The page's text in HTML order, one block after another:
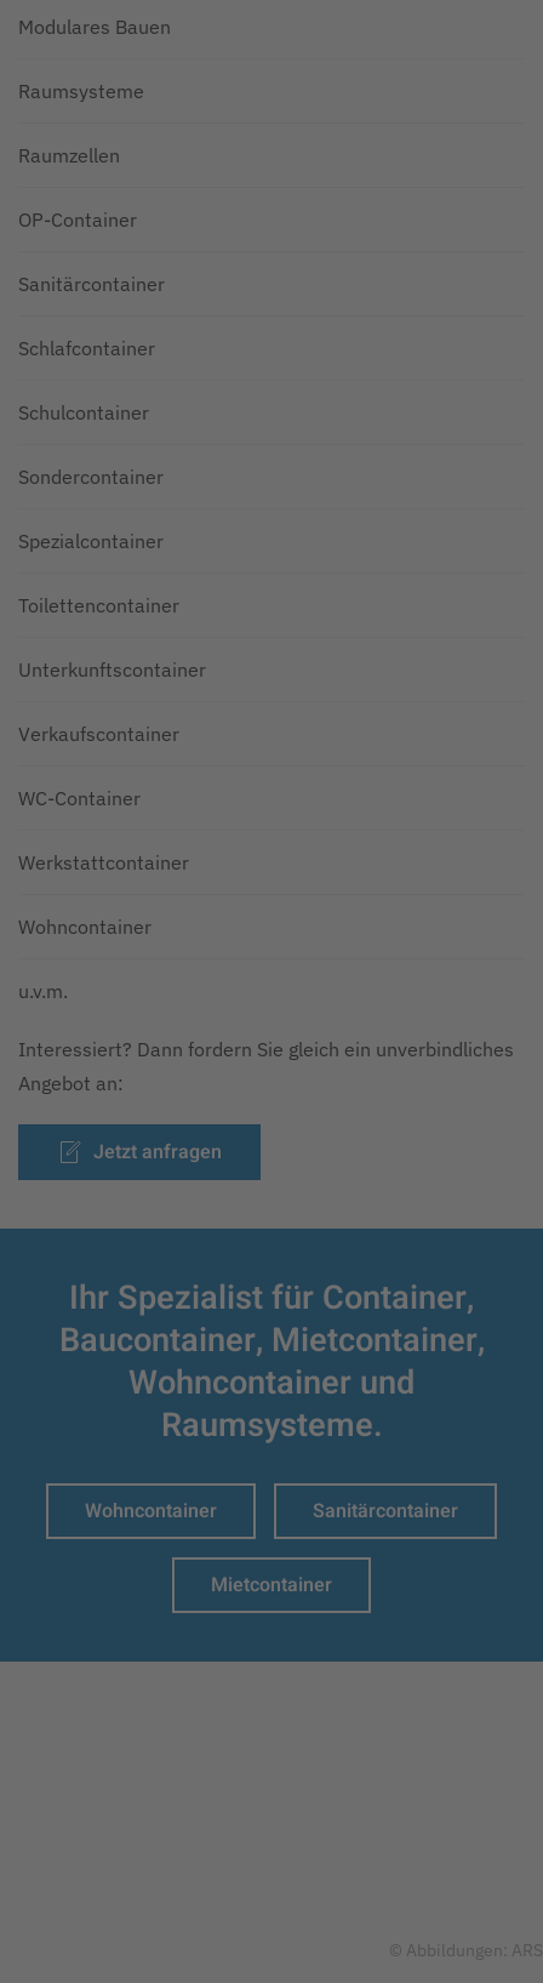
Modulares Bauen
Raumsysteme
Raumzellen
OP-Container
Sanitärcontainer
Schlafcontainer
Schulcontainer
Sondercontainer
Spezialcontainer
Toilettencontainer
Unterkunftscontainer
Verkaufscontainer
WC-Container
Werkstattcontainer
Wohncontainer
u.v.m.
Interessiert? Dann fordern Sie gleich ein unverbindliches
Angebot an:
Jetzt anfragen
Ihr Spezialist für Container,
Baucontainer, Mietcontainer,
Wohncontainer und
Raumsysteme.
Wohncontainer Sanitärcontainer
Mietcontainer
© Abbildungen: ARS